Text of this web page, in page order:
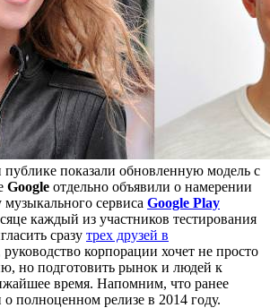
публике показали обновленную модель с
Google отдельно объявили о намерении
сервиса Google Play
каждый из участников тестирования
сразу трех друзей в
корпорации хочет не просто
но подготовить рынок и людей к
время. Напомним, что ранее
о полноценном релизе в 2014 году.